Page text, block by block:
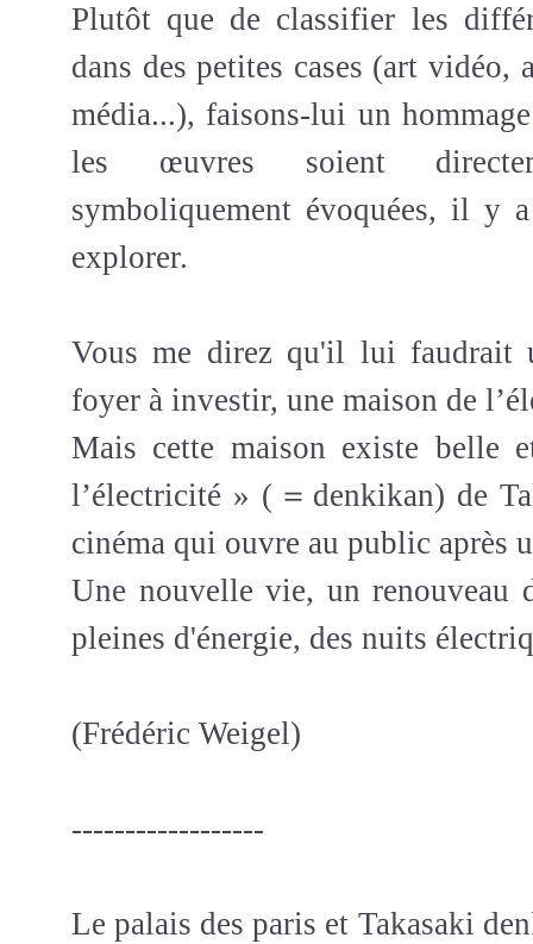
Plutôt que de classifier les
dans des petites cases (art vidéo,
média...), faisons-lui un
les œuvres soient
symboliquement évoquées, il y
explorer.
Vous me direz qu'il lui faudrait
foyer à investir, une maison de
Mais cette maison existe belle
l’électricité » (＝denkikan) de
cinéma qui ouvre au public après
Une nouvelle vie, un renouveau
pleines d'énergie, des nuits
(Frédéric Weigel)
------------------
Le palais des paris et Takasaki